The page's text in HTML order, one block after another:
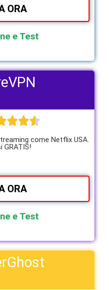
ORA
e Test

come Netflix USA.
GRATIS!
ORA
e Test